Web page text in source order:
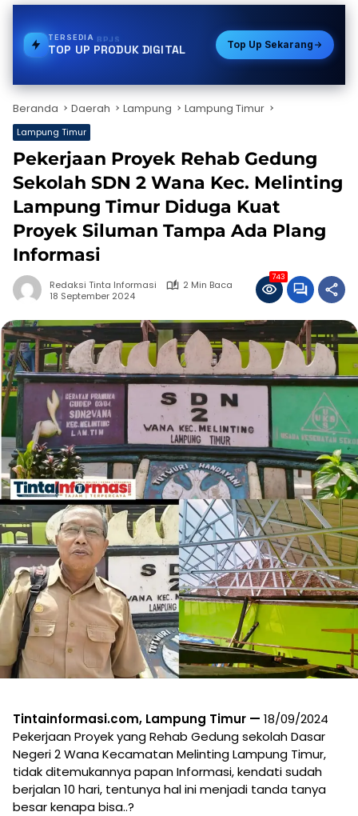
TERSEDIA TOKEN PLN
TOP UP PRODUK DIGITAL Top Up Sekarang
Beranda Daerah Lampung Lampung Timur
Lampung Timur
Pekerjaan Proyek Rehab Gedung
Sekolah SDN 2 Wana Kec. Melinting
Lampung Timur Diduga Kuat
Proyek Siluman Tampa Ada Plang
Informasi
Redaksi Tinta Informasi
2 Min Baca
18 September 2024
743
Tintainformasi.com, Lampung Timur — 18/09/2024
Pekerjaan Proyek yang Rehab Gedung sekolah Dasar
Negeri 2 Wana Kecamatan Melinting Lampung Timur,
tidak ditemukannya papan Informasi, kendati sudah
berjalan 10 hari, tentunya hal ini menjadi tanda tanya
besar kenapa bisa..?